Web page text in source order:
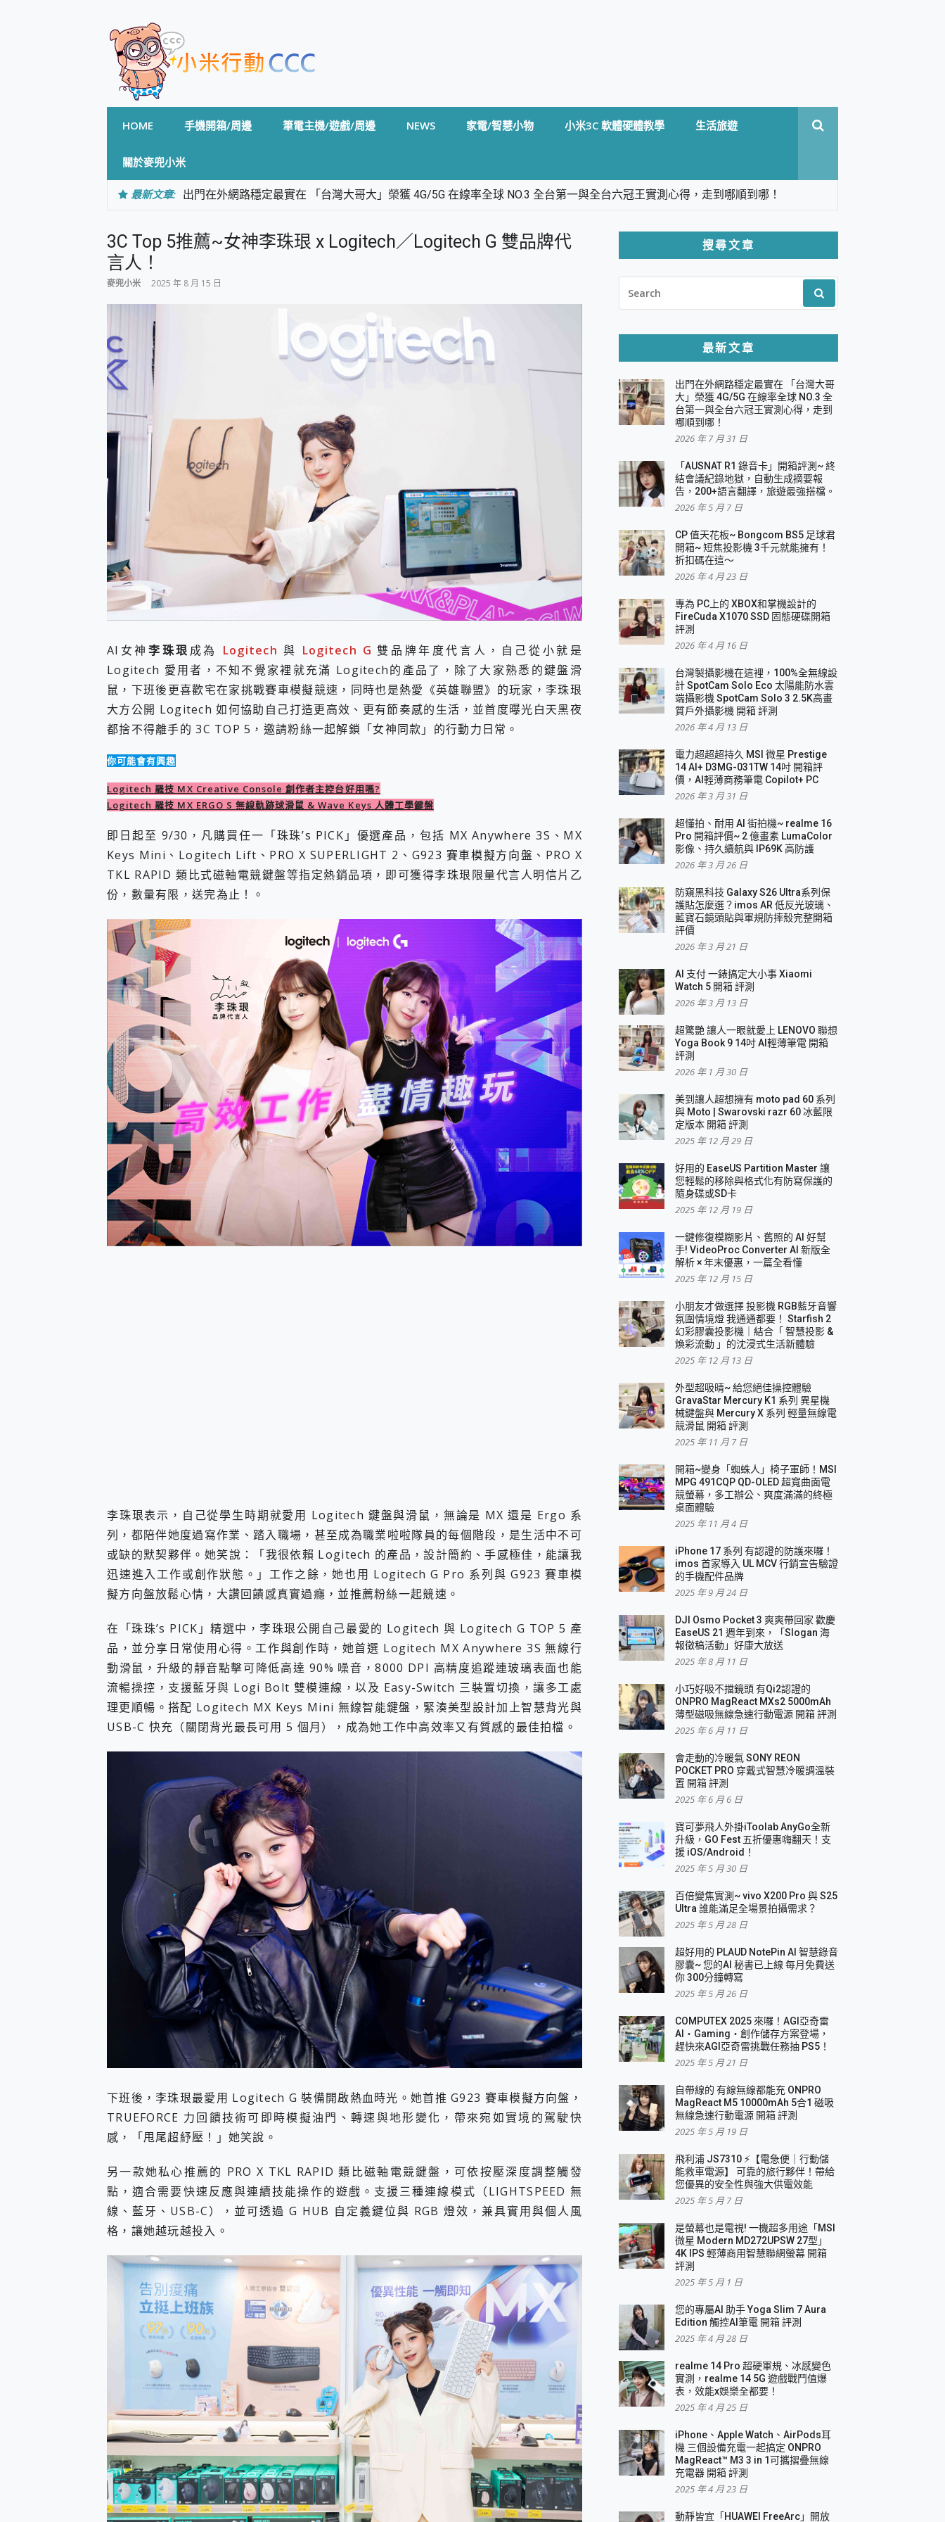
HOME 手機開箱/周邊 筆電主機/遊戲/周邊 NEWS 家電/智慧小物 小米3C 軟體硬體教學 生活旅遊
關於麥兜小米
最新文章: 出門在外網路穩定最實在 「台灣大哥大」榮獲 4G/5G 在線率全球 NO.3 全台第一與全台六冠王實測心得，走到哪順到哪！
專為 PC上的 XBOX和掌機設計的 FireCuda X1070 SSD 固態硬碟開箱 評測
台灣製攝影機在這裡，100%全無線設計 SpotCam Solo Eco 太陽能防水雲端攝影機 SpotCam Solo 3 2.5K高畫質戶外攝影機 開箱 評
電力超超超持久 MSI 微星 Prestige 14 AI+ D3MG-031TW 14吋 開箱評價，AI輕薄商務筆電 Copilot+ PC
超懂拍、耐用 AI 街拍機~ realme 16 Pro 開箱評價~ 2 億畫素 LumaColor 影像、持久續航與 IP69K 高防護
防窺黑科技 Galaxy S26 Ultra系列保護貼怎麼選？imos AR 低反光玻璃、藍寶石鏡頭貼與軍規防摔殼完整開箱評價
AI 支付 一錶搞定大小事 Xiaomi Watch 5 開箱 評測
超驚艷 讓人一眼就愛上 LENOVO 聯想 Yoga Book 9 14吋 AI輕薄筆電 開箱 評測
美到讓人超想擁有 moto pad 60 系列 與 Moto | Swarovski razr 60 冰藍限定版本 開箱 評測
好用的 EaseUS Partition Master 讓您輕鬆的移除與格式化有防寫保護的隨身碟或SD卡
一鍵修復模糊影片、舊照的 AI 好幫手! VideoProc Converter AI 新版全解析 × 年末優惠，一篇全看懂
小朋友才做選擇 投影機 RGB藍牙音響 氛圍情境燈 我通通都要！ Starfish 2 幻彩膠囊投影機｜結合「 智慧投影 & 煥彩流動 」的沈浸
式生活新體驗
外型超吸晴~ 給您絕佳操控體驗 GravaStar Mercury K1 系列 異星機械鍵盤與 Mercury X 系列 輕量無線電競滑鼠 開箱 評測
開箱~變身「蜘蛛人」椅子軍師！MSI MPG 491CQP QD-OLED 超寬曲面電競螢幕，多工辦公、爽度滿滿的終極桌面體驗
iPhone 17 系列 有認證的防護來囉！ imos 首家導入 UL MCV 行銷宣告驗證的手機配件品牌
DJI Osmo Pocket 3 爽爽帶回家 歡慶 EaseUS 21 週年到來，「Slogan 海報徵稿活動」好康大放送
小巧好吸不擋鏡頭 有Qi2認證的 ONPRO MagReact MXs2 5000mAh薄型磁吸無線急速行動電源 開箱 評測
會走動的冷暖氣 SONY REON POCKET PRO 穿戴式智慧冷暖調溫裝置 開箱 評測
寶可夢飛人外掛iToolab AnyGo全新升級，GO Fest 五折優惠嗨翻天！支援 iOS/Android！
百倍變焦實測~ vivo X200 Pro 與 S25 Ultra 誰能滿足全場景拍攝需求？
超好用的 PLAUD NotePin AI 智慧錄音膠囊~ 您的AI 秘書已上線 每月免費送你 300分鐘轉寫
COMPUTEX 2025 來囉！AGI亞奇雷 AI・Gaming・創作儲存方案登場，趕快來AGI亞奇雷挑戰任務抽 PS5！
自帶線的 有線無線都能充 ONPRO MagReact M5 10000mAh 5合1 磁吸無線急速行動電源 開箱 評測
飛利浦 JS7310 ⚡【電急便｜行動儲能救車電源】 可靠的旅行夥伴！帶給您優異的安全性與強大供電效能
是螢幕也是電視! 一機超多用途「MSI微星 Modern MD272UPSW 27型」 4K IPS 輕薄商用智慧聯網螢幕 開箱 評測
您的專屬AI 助手 Yoga Slim 7 Aura Edition 觸控AI筆電 開箱 評測
realme 14 Pro 超硬軍規、冰感變色實測，realme 14 5G 遊戲戰鬥值爆表，效能x娛樂全都要！
iPhone、Apple Watch、AirPods耳機 三個設備充電一起搞定 ONPRO MagReact™ M3 3 in 1可攜摺疊無線充電器 開箱 評測
動靜皆宜「HUAWEI FreeArc」開放式耳掛耳機，無感配戴! 超穩超服貼，音質、通話也很優質
好玩好拍 vivo V50 ~ 口袋裡的 Zeiss 潮流攝影棚!
25種洗烘模式一機搞定! Roborock 衣莉莎白 H1 Neo分子篩洗脫烘 AI 滾筒洗衣機
給 MSI Claw 系列電競掌機 最完美的家 MSI Nest Docking Station 掌機專屬擴充底座 開箱 評測
EaseUS Vocal Remover 免費線上去聲器一鍵去除人聲 人聲 音樂分離 2024 消除人聲推薦
3 個超值 MHN 飛人工具分享~~ iToolab AnyGo 魔物獵人 Now飛人 ios教學 不出門也可以到處走
Locawhere AnyTo 寶可夢飛人 AnyTo 不出門也可以飛遍全世界
小體積 40000mAh 超大容量 一次充5個設備 充好充滿 CUKTECH 酷態科 300W 微型充電站 開箱 評測
97.3% 恢復率，資料救援就是這麼簡單 EaseUS Data Recovery Wizard Free 18.0.0 業界最好的資料救援軟體
磁碟系統大風吹 有了 磁碟管理程式 EaseUS Partition Master 就是這麼簡單
全新 SONY Xperia 1 VI 開箱! 相機實測! 長焦覆蓋更遠更清晰、2日長續航、頂尖影音娛樂效能~
Xiaomi 14 Ultra 開箱 評測~ 有深度的 Leica 影像旗艦手機! 加碼小旗艦 Xiaomi 14 開箱 評測
MSI Claw 掌機專屬配件包 來囉 完美保護 MSI Claw A1M-026TW 電競掌機
人像旗艦 vivo V30 系列 開箱 評測! 首搭蔡司光學鏡頭、攝影棚級柔光環、拍攝功能最好玩的美拍神機 vivo V30 Pro
多個願望一次滿足 超強散熱 微星 MSI Claw A1M-026TW 電競掌機 開箱 評測
一吸完美對位 擁有超強吸力與超好用的隱磁支架 O-ONE MAG 最會吸的行動電源 開箱 評測
Motorola edge 70 pro 及 moto g37 power上市，登錄在送飛利浦氣炸鍋
近八千元的 Soundcore Liberty 5 Pro Max，有螢幕的耳機會是智商稅嗎?
ASUS Pad 全面應援 Me Time，加碼愛奇藝黃金雙周卡體驗，專案價最低 NT$0 起
榮耀 HONOR 600 Pro x MOLLY Limited Edition 限量版開賣，攜手味全龍進駐大巨蛋萬人盛典
3C Top 5推薦~女神李珠珢 x Logitech／Logitech G 雙品牌代
言人！
麥兜小米 2025 年 8 月 15 日
AI女神李珠珢 成為 Logitech 與 Logitech G 雙品牌年度代言人，自己從小就是
Logitech 愛用者，不知不覺家裡就充滿 Logitech的產品了，除了大家熟悉的鍵盤滑
鼠，下班後更喜歡宅在家挑戰賽車模擬競速，同時也是熱愛《英雄聯盟》的玩家，李珠珢
大方公開 Logitech 如何協助自己打造更高效、更有節奏感的生活，並首度曝光白天黑夜
都捨不得離手的 3C TOP 5，邀請粉絲一起解鎖「女神同款」的行動力日常。
你可能會有興趣
Logitech 羅技 MX Creative Console 創作者主控台好用嗎?
Logitech 羅技 MX ERGO S 無線軌跡球滑鼠 & Wave Keys 人體工學鍵盤
即日起至 9/30，凡購買任一「珠珠’s PICK」優選產品，包括 MX Anywhere 3S、MX
Keys Mini、Logitech Lift、PRO X SUPERLIGHT 2、G923 賽車模擬方向盤、PRO X
TKL RAPID 類比式磁軸電競鍵盤等指定熱銷品項，即可獲得李珠珢限量代言人明信片乙
份，數量有限，送完為止！。
李珠珢表示，自己從學生時期就愛用 Logitech 鍵盤與滑鼠，無論是 MX 還是 Ergo 系
列，都陪伴她度過寫作業、踏入職場，甚至成為職業啦啦隊員的每個階段，是生活中不可
或缺的默契夥伴。她笑說：「我很依賴 Logitech 的產品，設計簡約、手感極佳，能讓我
迅速進入工作或創作狀態。」工作之餘，她也用 Logitech G Pro 系列與 G923 賽車模
擬方向盤放鬆心情，大讚回饋感真實過癮，並推薦粉絲一起競速。
在「珠珠’s PICK」精選中，李珠珢公開自己最愛的 Logitech 與 Logitech G TOP 5 產
品，並分享日常使用心得。工作與創作時，她首選 Logitech MX Anywhere 3S 無線行
動滑鼠，升級的靜音點擊可降低高達 90% 噪音，8000 DPI 高精度追蹤連玻璃表面也能
流暢操控，支援藍牙與 Logi Bolt 雙模連線，以及 Easy-Switch 三裝置切換，讓多工處
理更順暢。搭配 Logitech MX Keys Mini 無線智能鍵盤，緊湊美型設計加上智慧背光與
USB-C 快充（關閉背光最長可用 5 個月），成為她工作中高效率又有質感的最佳拍檔。
下班後，李珠珢最愛用 Logitech G 裝備開啟熱血時光。她首推 G923 賽車模擬方向盤，
TRUEFORCE 力回饋技術可即時模擬油門、轉速與地形變化，帶來宛如實境的駕駛快
感，「甩尾超紓壓！」她笑說。
另一款她私心推薦的 PRO X TKL RAPID 類比磁軸電競鍵盤，可依按壓深度調整觸發
點，適合需要快速反應與連續技能操作的遊戲。支援三種連線模式（LIGHTSPEED 無
線、藍牙、USB-C），並可透過 G HUB 自定義鍵位與 RGB 燈效，兼具實用與個人風
格，讓她越玩越投入。
搜尋文章
FOR:
最新文章
出門在外網路穩定最實在 「台灣大哥
大」榮獲 4G/5G 在線率全球 NO.3 全
台第一與全台六冠王實測心得，走到
哪順到哪！
2026 年 7 月 31 日
「AUSNAT R1 錄音卡」開箱評測~ 終
結會議紀錄地獄，自動生成摘要報
告，200+語言翻譯，旅遊最強搭檔。
2026 年 5 月 7 日
CP 值天花板~ Bongcom BS5 足球君
開箱~ 短焦投影機 3千元就能擁有！
折扣碼在這～
2026 年 4 月 23 日
專為 PC上的 XBOX和掌機設計的
FireCuda X1070 SSD 固態硬碟開箱
評測
2026 年 4 月 16 日
台灣製攝影機在這裡，100%全無線設
計 SpotCam Solo Eco 太陽能防水雲
端攝影機 SpotCam Solo 3 2.5K高畫
質戶外攝影機 開箱 評測
2026 年 4 月 13 日
電力超超超持久 MSI 微星 Prestige
14 AI+ D3MG-031TW 14吋 開箱評
價，AI輕薄商務筆電 Copilot+ PC
2026 年 3 月 31 日
超懂拍、耐用 AI 街拍機~ realme 16
Pro 開箱評價~ 2 億畫素 LumaColor
影像、持久續航與 IP69K 高防護
2026 年 3 月 26 日
防窺黑科技 Galaxy S26 Ultra系列保
護貼怎麼選？imos AR 低反光玻璃、
藍寶石鏡頭貼與軍規防摔殼完整開箱
評價
2026 年 3 月 21 日
AI 支付 一錶搞定大小事 Xiaomi
Watch 5 開箱 評測
2026 年 3 月 13 日
超驚艷 讓人一眼就愛上 LENOVO 聯想
Yoga Book 9 14吋 AI輕薄筆電 開箱
評測
2026 年 1 月 30 日
美到讓人超想擁有 moto pad 60 系列
與 Moto | Swarovski razr 60 冰藍限
定版本 開箱 評測
2025 年 12 月 29 日
好用的 EaseUS Partition Master 讓
您輕鬆的移除與格式化有防寫保護的
隨身碟或SD卡
2025 年 12 月 19 日
一鍵修復模糊影片、舊照的 AI 好幫
手! VideoProc Converter AI 新版全
解析 × 年末優惠，一篇全看懂
2025 年 12 月 15 日
小朋友才做選擇 投影機 RGB藍牙音響
氛圍情境燈 我通通都要！ Starfish 2
幻彩膠囊投影機｜結合「 智慧投影 &
煥彩流動 」的沈浸式生活新體驗
2025 年 12 月 13 日
外型超吸晴~ 給您絕佳操控體驗
GravaStar Mercury K1 系列 異星機
械鍵盤與 Mercury X 系列 輕量無線電
競滑鼠 開箱 評測
2025 年 11 月 7 日
開箱~變身「蜘蛛人」椅子軍師！MSI
MPG 491CQP QD-OLED 超寬曲面電
競螢幕，多工辦公、爽度滿滿的終極
桌面體驗
2025 年 11 月 4 日
iPhone 17 系列 有認證的防護來囉！
imos 首家導入 UL MCV 行銷宣告驗證
的手機配件品牌
2025 年 9 月 24 日
DJI Osmo Pocket 3 爽爽帶回家 歡慶
EaseUS 21 週年到來，「Slogan 海
報徵稿活動」好康大放送
2025 年 8 月 11 日
小巧好吸不擋鏡頭 有Qi2認證的
ONPRO MagReact MXs2 5000mAh
薄型磁吸無線急速行動電源 開箱 評測
2025 年 6 月 11 日
會走動的冷暖氣 SONY REON
POCKET PRO 穿戴式智慧冷暖調溫裝
置 開箱 評測
2025 年 6 月 6 日
寶可夢飛人外掛iToolab AnyGo全新
升級，GO Fest 五折優惠嗨翻天！支
援 iOS/Android！
2025 年 5 月 30 日
百倍變焦實測~ vivo X200 Pro 與 S25
Ultra 誰能滿足全場景拍攝需求？
2025 年 5 月 28 日
超好用的 PLAUD NotePin AI 智慧錄音
膠囊~ 您的AI 秘書已上線 每月免費送
你 300分鐘轉寫
2025 年 5 月 26 日
COMPUTEX 2025 來囉！AGI亞奇雷
AI・Gaming・創作儲存方案登場，
趕快來AGI亞奇雷挑戰任務抽 PS5！
2025 年 5 月 21 日
自帶線的 有線無線都能充 ONPRO
MagReact M5 10000mAh 5合1 磁吸
無線急速行動電源 開箱 評測
2025 年 5 月 19 日
飛利浦 JS7310 ⚡【電急便｜行動儲
能救車電源】 可靠的旅行夥伴！帶給
您優異的安全性與強大供電效能
2025 年 5 月 7 日
是螢幕也是電視! 一機超多用途「MSI
微星 Modern MD272UPSW 27型」
4K IPS 輕薄商用智慧聯網螢幕 開箱
評測
2025 年 5 月 1 日
您的專屬AI 助手 Yoga Slim 7 Aura
Edition 觸控AI筆電 開箱 評測
2025 年 4 月 28 日
realme 14 Pro 超硬軍規、冰感變色
實測，realme 14 5G 遊戲戰鬥值爆
表，效能x娛樂全都要！
2025 年 4 月 25 日
iPhone、Apple Watch、AirPods耳
機 三個設備充電一起搞定 ONPRO
MagReact™ M3 3 in 1可攜摺疊無線
充電器 開箱 評測
2025 年 4 月 23 日
動靜皆宜「HUAWEI FreeArc」開放